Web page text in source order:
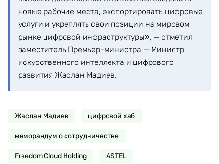
новые рабочие места, экспортировать цифровые
услуги и укреплять свои позиции на мировом
рынке цифровой инфраструктуры», — отметил
заместитель Премьер-министра — Министр
искусственного интеллекта и цифрового
развития Жаслан Мадиев.
Жаслан Мадиев цифровой хаб
меморандум о сотрудничестве
Freedom Cloud Holding ASTEL